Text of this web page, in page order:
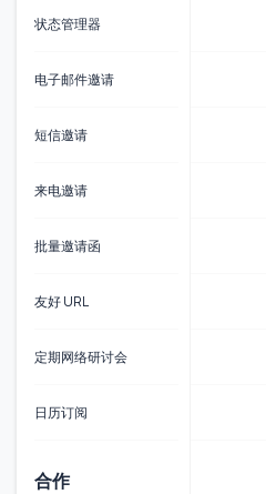
状态管理器
电子邮件邀请
短信邀请
来电邀请
批量邀请函
友好 URL
定期网络研讨会
日历订阅
合作